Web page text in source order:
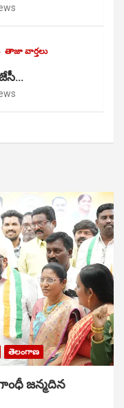
తాజా వార్తలు
తెలంగాణ
జ‌న్మ‌దిన